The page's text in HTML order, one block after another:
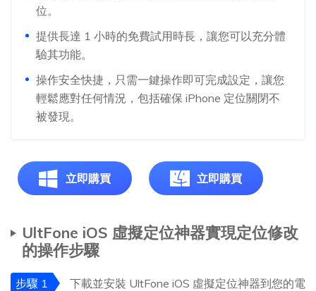
位。
提供長達 1 小時的免費試用時長，讓您可以充分體
驗其功能。
操作安全快捷，只需一鍵操作即可完成設定，讓您
輕鬆應對任何情況，包括確保 iPhone 定位關閉不
被發現。
立即購買 立即購買
UltFone iOS 虛擬定位神器實現定位修改
的操作步驟
步驟 1
下載並安裝 UltFone iOS 虛擬定位神器到您的電